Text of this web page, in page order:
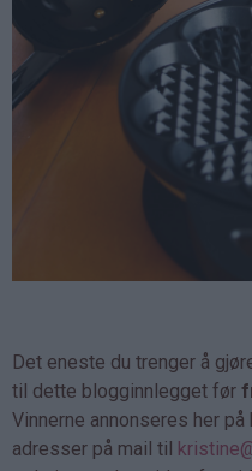
Det eneste du trenger å
til dette blogginnlegget før
Vinnerne annonseres her
adresser på mail til